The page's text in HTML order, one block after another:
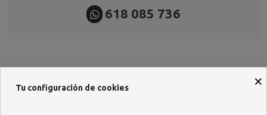
618 085 736
Descripción
×
Tu configuración de cookies